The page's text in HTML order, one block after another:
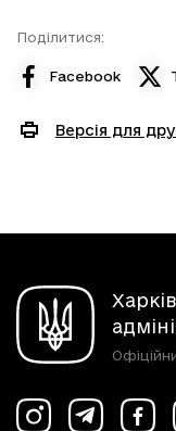
Поділитися:
Facebook
Версія для